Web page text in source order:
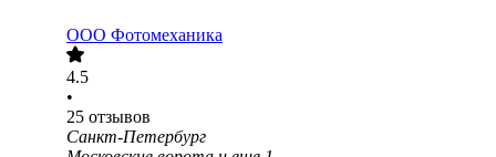
ООО Фотомеханика
4.5
•
25 отзывов
Санкт-Петербург